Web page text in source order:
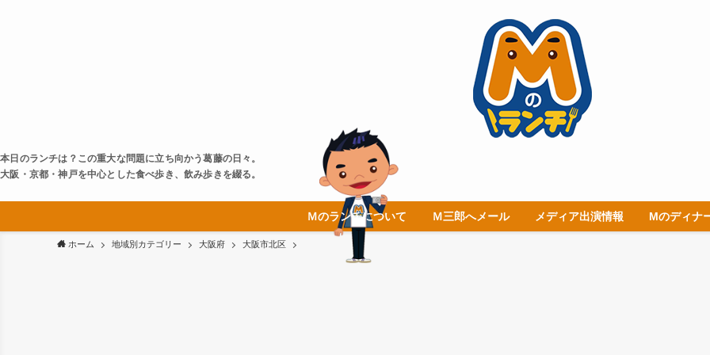
本日のランチは？この重大な問題に立ち向かう葛藤の日々。
大阪・京都・神戸を中心とした食べ歩き、飲み歩きを綴る。
Ｍのランチについて Ｍ三郎へメール メディア出演情報 Mのディナ
ホーム 地域別カテゴリー 大阪府 大阪市北区